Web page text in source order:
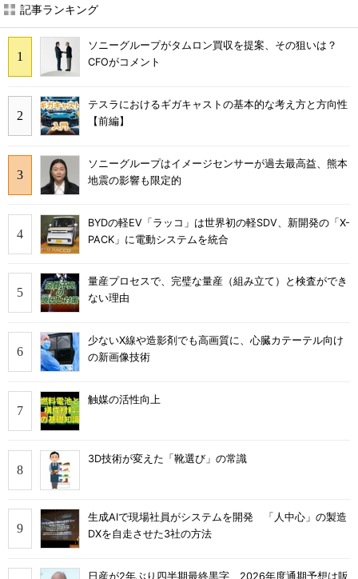
記事ランキング
ソニーグループがタムロン買収を提案、その狙いは？
CFOがコメント
テスラにおけるギガキャストの基本的な考え方と方向性
【前編】
ソニーグループはイメージセンサーが過去最高益、熊本
地震の影響も限定的
BYDの軽EV「ラッコ」は世界初の軽SDV、新開発の「X-
PACK」に電動システムを統合
量産プロセスで、完璧な量産（組み立て）と検査ができ
ない理由
少ないX線や造影剤でも高画質に、心臓カテーテル向け
の新画像技術
触媒の活性向上
3D技術が変えた「靴選び」の常識
生成AIで現場社員がシステムを開発 「人中心」の製造
DXを自走させた3社の方法
日産が2年ぶり四半期最終黒字、2026年度通期予想は販